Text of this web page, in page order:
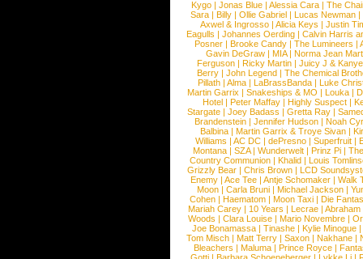
Kygo |Jonas Blue |Alessia Cara |The
Sara |Billy |Ollie Gabriel |Lucas Newman |
Axwel & Ingrosso | Alicia Keys | Justin
Eagulls |Johannes Oerding |Calvin Harris
Posner |Brooke Candy |The Lumineers |
Gavin DeGraw | MIA| Norma Jean
Ferguson | Ricky Martin | Juicy J &
Berry | John Legend | The Chemical
Pillath |Alma |LaBrassBanda |Luke
Martin Garrix | Snakeships & MO | Louka |
Hotel | Peter Maffay | Highly Suspect |
Stargate |Joey Badass |Gretta Ray |
Brandenstein |Jennifer Hudson |Noah
Balbina | Martin Garrix & Troye Sivan |
Williams |AC DC |dePresno |Superfruit |
Montana |SZA|Wunderwelt |Prinz Pi |
Country Communion | Khalid | Louis
Grizzly Bear | Chris Brown | LCD
Enemy | Ace Tee | Antje Schomaker | Walk
Moon |Carla Bruni |Michael Jackson |
Cohen |Haematom |Moon Taxi |Die
Mariah Carey | 10 Years | Lecrae | Abraham
Woods |Clara Louise |Mario Novembre |
Joe Bonamassa | Tinashe | Kylie Minogue |
Tom Misch |Matt Terry |Saxon |Nakhane |
Bleachers | Maluma | Prince Royce |